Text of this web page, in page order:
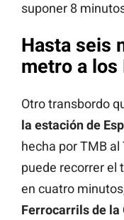
suponer 8
Hasta seis
metro a los
Otro transbordo
la estación de
hecha por TMB al
puede recorrer el
en cuatro
Ferrocarrils de la